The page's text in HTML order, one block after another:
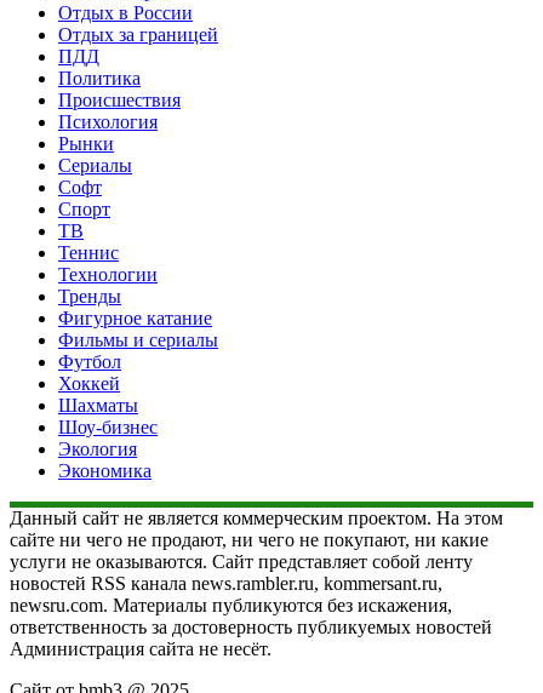
Отдых в России
Отдых за границей
ПДД
Политика
Происшествия
Психология
Рынки
Сериалы
Софт
Спорт
ТВ
Теннис
Технологии
Тренды
Фигурное катание
Фильмы и сериалы
Футбол
Хоккей
Шахматы
Шоу-бизнес
Экология
Экономика
Данный сайт не является коммерческим проектом. На этом
сайте ни чего не продают, ни чего не покупают, ни какие
услуги не оказываются. Сайт представляет собой ленту
новостей RSS канала news.rambler.ru, kommersant.ru,
newsru.com. Материалы публикуются без искажения,
ответственность за достоверность публикуемых новостей
Администрация сайта не несёт.